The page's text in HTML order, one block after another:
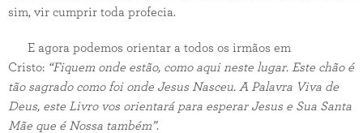
sim, vir cumprir toda profecia.
E agora podemos orientar a todos os irmãos em
Cristo: “Fiquem onde estão, como aqui neste lugar. Este chão é
tão sagrado como foi onde Jesus Nasceu. A Palavra Viva de
Deus, este Livro vos orientará para esperar Jesus e Sua Santa
Mãe que é Nossa também”.